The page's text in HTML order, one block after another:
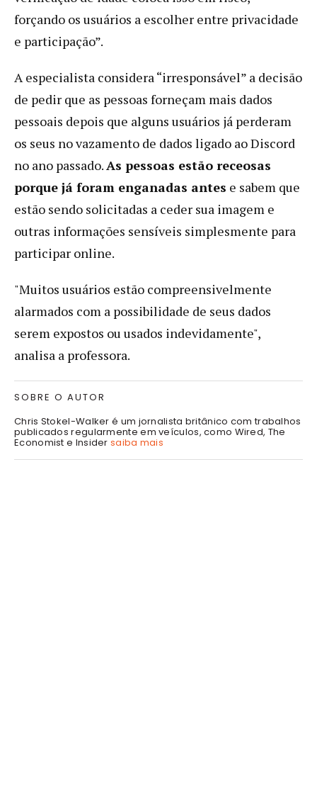
forçando os usuários a escolher entre privacidade
e participação”.
A especialista considera “irresponsável” a decisão
de pedir que as pessoas forneçam mais dados
pessoais depois que alguns usuários já perderam
os seus no vazamento de dados ligado ao Discord
no ano passado.As pessoas estão receosas
porque já foram enganadas antes e sabem que
estão sendo solicitadas a ceder sua imagem e
outras informações sensíveis simplesmente para
participar online.
"Muitos usuários estão compreensivelmente
alarmados com a possibilidade de seus dados
serem expostos ou usados ​​indevidamente",
analisa a professora.
SOBRE O AUTOR
Chris Stokel-Walker é um jornalista britânico com trabalhos
publicados regularmente em veículos, como Wired, The
Economist e Insidersaiba mais